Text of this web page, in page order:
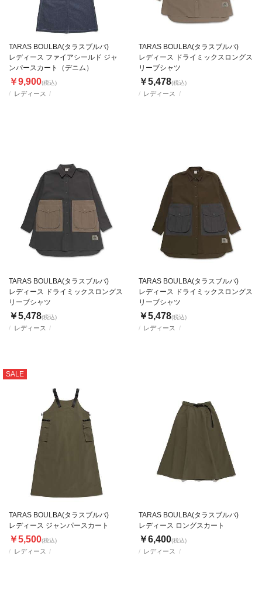
レディース
TARAS BOULBA(タラスブルバ)
レディース ファイアシールド ジャ
ンパースカート（デニム）
￥9,900(税込)
レディース
TARAS BOULBA(タラスブルバ)
レディース ドライミックスロングス
リーブシャツ
￥5,478(税込)
レディース
TARAS BOULBA(タラスブルバ)
レディース ドライミックスロングス
リーブシャツ
￥5,478(税込)
レディース
TARAS BOULBA(タラスブルバ)
レディース ドライミックスロングス
リーブシャツ
￥5,478(税込)
SALE
レディース
TARAS BOULBA(タラスブルバ)
レディース ジャンパースカート
￥5,500(税込)
レディース
TARAS BOULBA(タラスブルバ)
レディース ロングスカート
￥6,400(税込)